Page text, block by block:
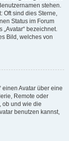
stehen.
Oft sind dies Sterne,
Status im Forum
bezeichnet.
Bild, welches von
einen Avatar über eine
Remote oder
ob und wie die
benutzen kannst,